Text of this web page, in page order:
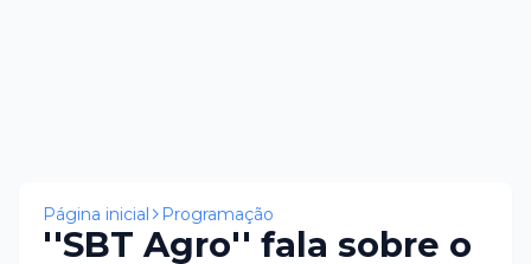
Página inicial Programação
''SBT Agro'' fala sobre o